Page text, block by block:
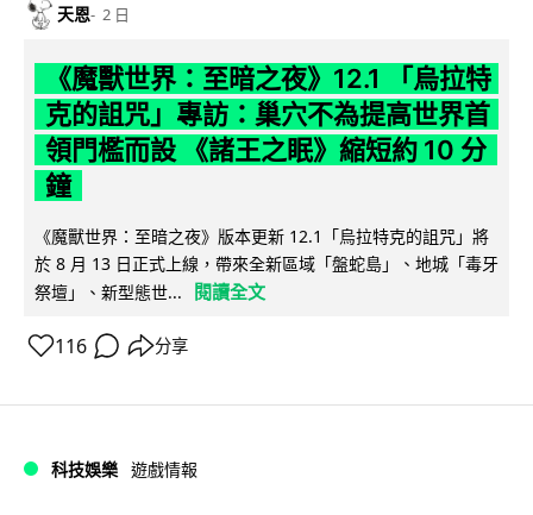
天恩 2 日
《魔獸世界：至暗之夜》12.1 「烏拉特
克的詛咒」專訪：巢穴不為提高世界首
領門檻而設 《諸王之眠》縮短約 10 分
鐘
《魔獸世界：至暗之夜》版本更新 12.1「烏拉特克的詛咒」將
於 8 月 13 日正式上線，帶來全新區域「盤蛇島」、地城「毒牙
祭壇」、新型態世...
閱讀全文
116 分享
科技娛樂 遊戲情報